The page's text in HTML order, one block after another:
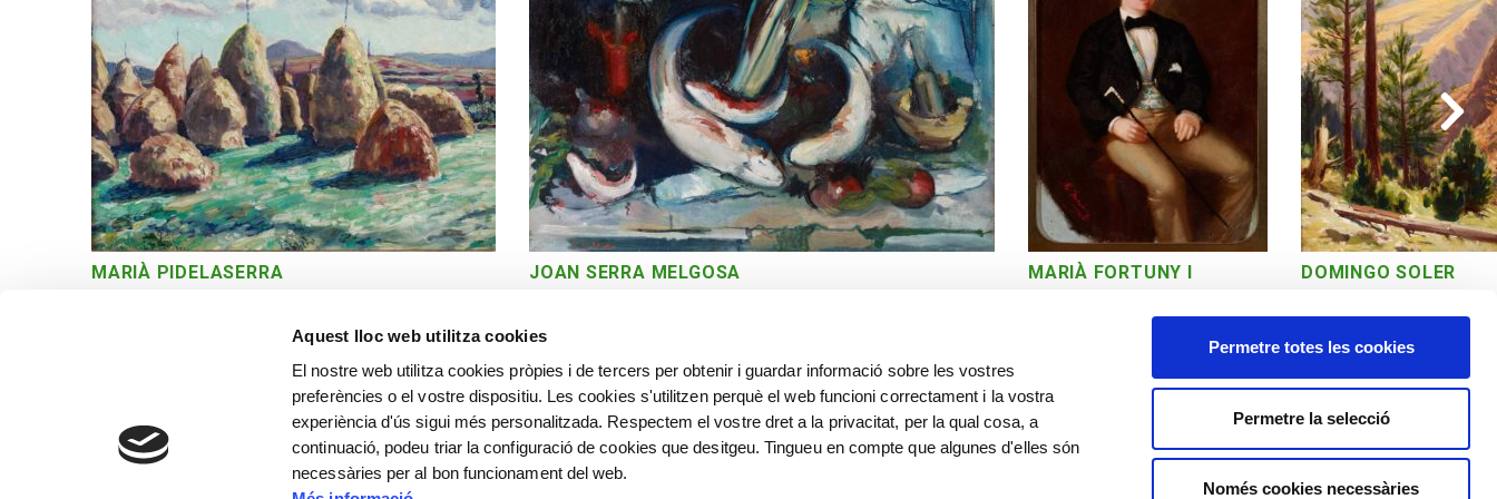
Aquest lloc web utilitza cookies
El nostre web utilitza cookies pròpies i de tercers per obtenir i guardar informació sobre les vostres
preferències o el vostre dispositiu. Les cookies s'utilitzen perquè el web funcioni correctament i la vostra
experiència d'ús sigui més personalitzada. Respectem el vostre dret a la privacitat, per la qual cosa, a
continuació, podeu triar la configuració de cookies que desitgeu. Tingueu en compte que algunes d'elles són
necessàries per al bon funcionament del web.
Permetre totes les cookies
Permetre la selecció
Només cookies necessàries
MARIÀ PIDELASERRA
JOAN SERRA MELGOSA
MARIÀ FORTUNY I
Retrat de José Faraudo
DOMINGO SOLER
Política de privacitat